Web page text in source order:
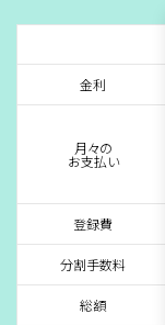
金利
月々の
お支払い
登録費
分割手数料
総額